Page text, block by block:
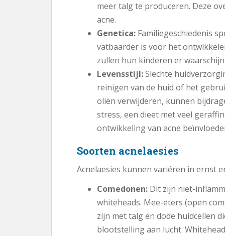
meer talg te produceren. Deze
acne.
Genetica: Familiegeschiedenis
vatbaarder is voor het
zullen hun kinderen er
Levensstijl:Slechte
reinigen van de huid of het
oliën verwijderen, kunnen
stress, een dieet met veel
ontwikkeling van acne
Soorten acnelaesies
Acnelaesies kunnen variëren in ernst
Comedonen: Dit zijn niet-
whiteheads. Mee-eters (open
zijn met talg en dode huidcellen
blootstelling aan lucht.